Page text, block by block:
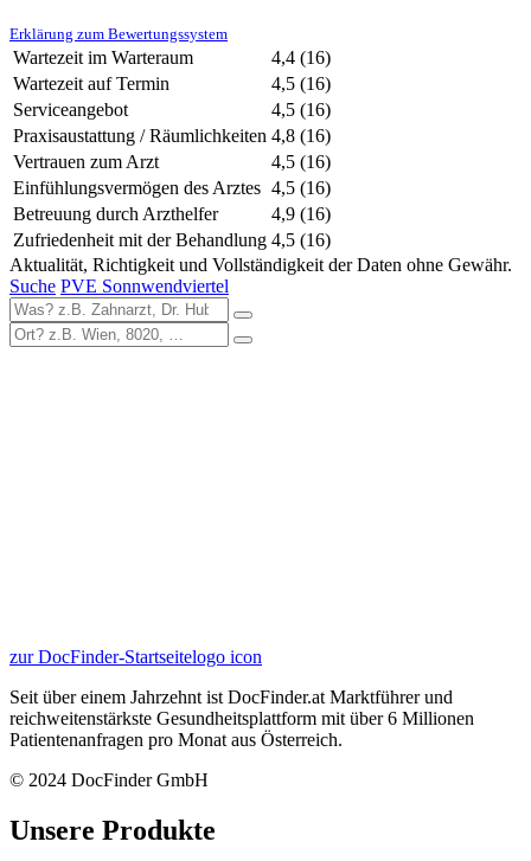
Erklärung zum Bewertungssystem
Wartezeit im Warteraum 4,4 (16)
Wartezeit auf Termin
4,5 (16)
Serviceangebot
4,5 (16)
Praxisaustattung / Räumlichkeiten 4,8 (16)
Vertrauen zum Arzt
4,5 (16)
Einfühlungsvermögen des Arztes 4,5 (16)
Betreuung durch Arzthelfer
4,9 (16)
Zufriedenheit mit der Behandlung 4,5 (16)
Aktualität, Richtigkeit und Vollständigkeit der Daten ohne Gewähr.
Suche PVE Sonnwendviertel
zur DocFinder-Startseitelogo icon
Seit über einem Jahrzehnt ist DocFinder.at Marktführer und
reichweitenstärkste Gesundheitsplattform mit über 6 Millionen
Patientenanfragen pro Monat aus Österreich.
© 2024 DocFinder GmbH
Unsere Produkte